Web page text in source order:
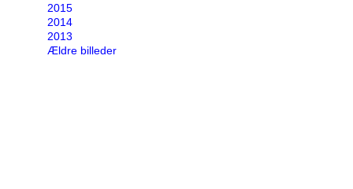
2015
2014
2013
Ældre billeder